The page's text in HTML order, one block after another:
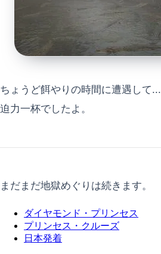
ちょうど餌やりの時間に遭遇して...
迫力一杯でしたよ。
まだまだ地獄めぐりは続きます。
ダイヤモンド・プリンセス
プリンセス・クルーズ
日本発着